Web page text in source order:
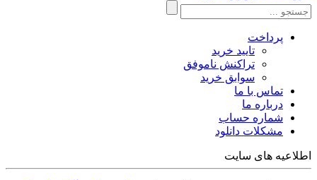
پرداخت
تایید خرید
تراکنش ناموفق
سوابق خرید
تماس با ما
درباره ما
شماره حساب
مشکلات دانلود
اطلاعیه های سایت